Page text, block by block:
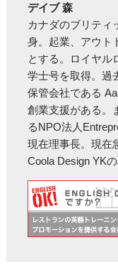
デイブ 森
カナダのブリティ
身。起業、アウト
とする。ロイヤル
学士号を取得。過
保管会社である
創業支援がある。
るNPO法人
現在理事長。現在
Coola Design YK